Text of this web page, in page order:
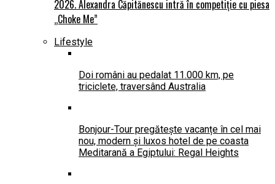
2026. Alexandra Căpitănescu intră în competiție cu piesa
„Choke Me”
Lifestyle
Doi români au pedalat 11.000 km, pe
triciclete, traversând Australia
Bonjour-Tour pregătește vacanțe în cel mai
nou, modern și luxos hotel de pe coasta
Meditarană a Egiptului: Regal Heights